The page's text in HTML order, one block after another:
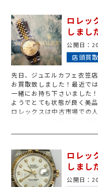
利用下さいませ！
ロレッ
しまし
公開日：
店頭買取
先日、ジュエルカフェ衣笠
お買取致しました！最近で
一緒にお持ち下さいました
ようでとても状態が良く美
ロレックスは中古市場での
た、ジュエルカフェ衣笠店
取する事が出来ます！査定
ス御座いましたら是非お持
ロレッ
しまし
公開日：